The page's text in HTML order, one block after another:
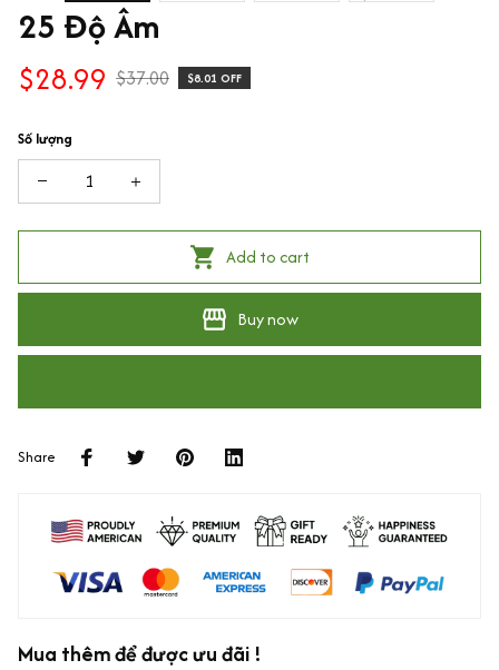
25 Độ Âm
$28.99 $37.00 $8.01 OFF
Số lượng
Add to cart
Buy now
Share
Mua thêm để được ưu đãi !